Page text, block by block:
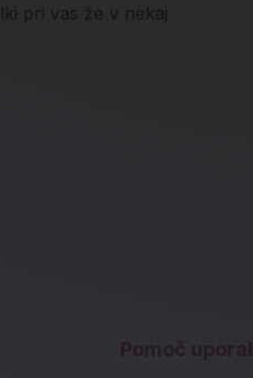
pri vas že v nekaj
Pomoč